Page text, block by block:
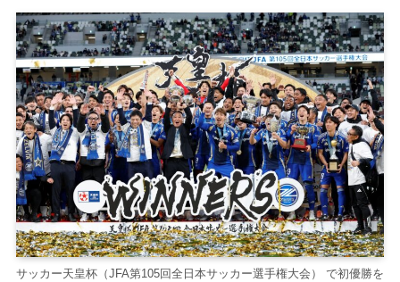
サッカー天皇杯（JFA第105回全日本サッカー選手権大会） で初優勝を